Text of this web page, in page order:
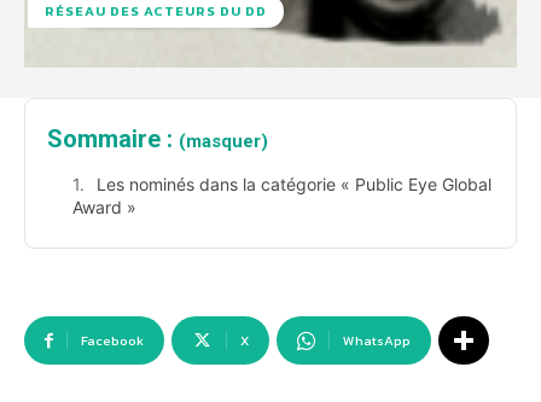
RÉSEAU DES ACTEURS DU DD
Sommaire : (masquer)
Les nominés dans la catégorie « Public Eye Global
Award »
Facebook X WhatsApp